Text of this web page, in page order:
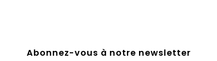
Abonnez-vous à notre newsletter